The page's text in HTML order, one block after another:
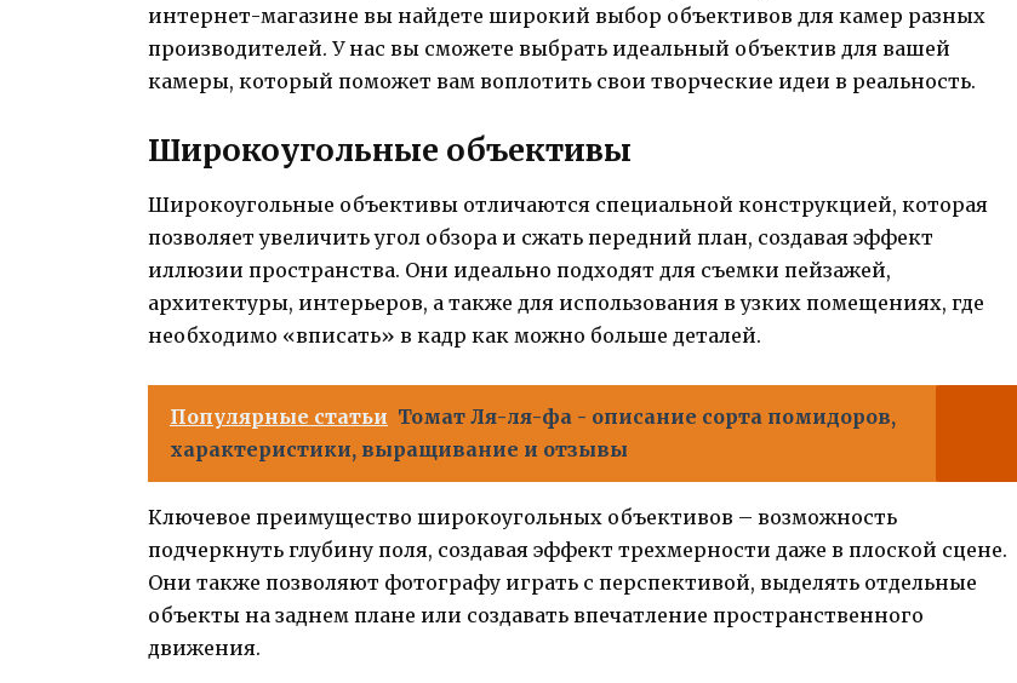
интернет-магазине вы найдете широкий выбор объективов для камер разных
производителей. У нас вы сможете выбрать идеальный объектив для вашей
камеры, который поможет вам воплотить свои творческие идеи в реальность.
Широкоугольные объективы
Широкоугольные объективы отличаются специальной конструкцией, которая
позволяет увеличить угол обзора и сжать передний план, создавая эффект
иллюзии пространства. Они идеально подходят для съемки пейзажей,
архитектуры, интерьеров, а также для использования в узких помещениях, где
необходимо «вписать» в кадр как можно больше деталей.
Популярные статьи Томат Ля-ля-фа - описание сорта помидоров,
характеристики, выращивание и отзывы
Ключевое преимущество широкоугольных объективов – возможность
подчеркнуть глубину поля, создавая эффект трехмерности даже в плоской сцене.
Они также позволяют фотографу играть с перспективой, выделять отдельные
объекты на заднем плане или создавать впечатление пространственного
движения.